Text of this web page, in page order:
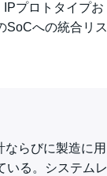
プロトタイプお
SoCへの統合リス
らびに製造に用
いる。システムレ